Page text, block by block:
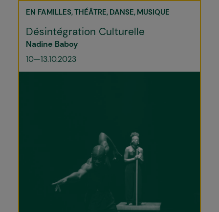
EN FAMILLES THÉÂTRE DANSE MUSIQUE
Désintégration Culturelle
Nadine Baboy
10—13.10.2023